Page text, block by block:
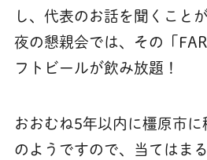
し、代表のお話を聞くこと
夜の懇親会では、その「
フトビールが飲み放題！
おおむね5年以内に橿原市
のようですので、当てはま